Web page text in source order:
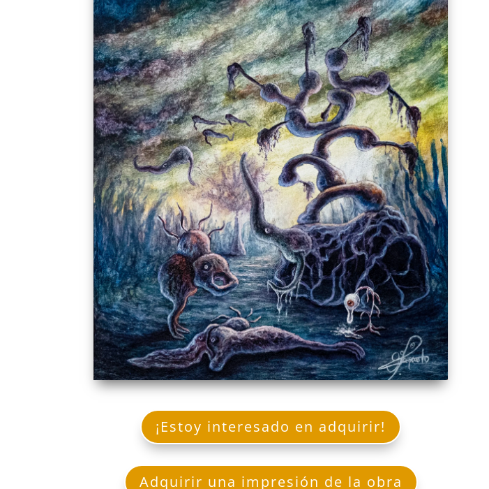
¡Estoy interesado en adquirir!
Adquirir una impresión de la obra